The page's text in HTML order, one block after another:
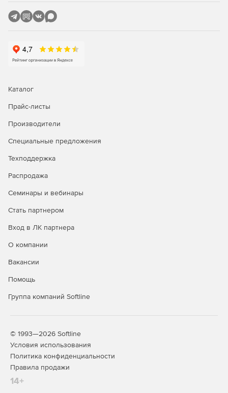
Каталог
Прайс-листы
Производители
Специальные предложения
Техподдержка
Распродажа
Семинары и вебинары
Стать партнером
Вход в ЛК партнера
О компании
Вакансии
Помощь
Группа компаний Softline
© 1993—2026 Softline
Условия использования
Политика конфиденциальности
Правила продажи
14+